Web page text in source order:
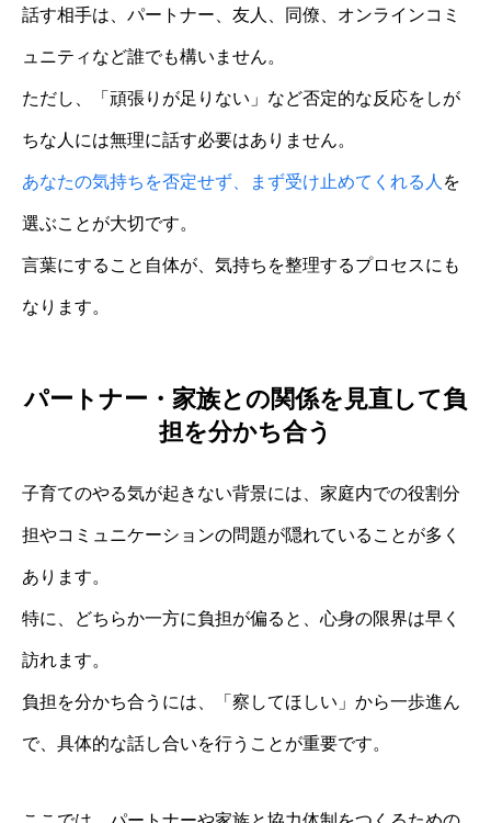
話す相手は、パートナー、友人、同僚、オンラインコミ
ュニティなど誰でも構いません。
ただし、「頑張りが足りない」など否定的な反応をしが
ちな人には無理に話す必要はありません。
あなたの気持ちを否定せず、まず受け止めてくれる人 を
選ぶことが大切です。
言葉にすること自体が、気持ちを整理するプロセスにも
なります。
パートナー・家族との関係を見直して負
担を分かち合う
子育てのやる気が起きない背景には、家庭内での役割分
担やコミュニケーションの問題が隠れていることが多く
あります。
特に、どちらか一方に負担が偏ると、心身の限界は早く
訪れます。
負担を分かち合うには、「察してほしい」から一歩進ん
で、具体的な話し合いを行うことが重要です。